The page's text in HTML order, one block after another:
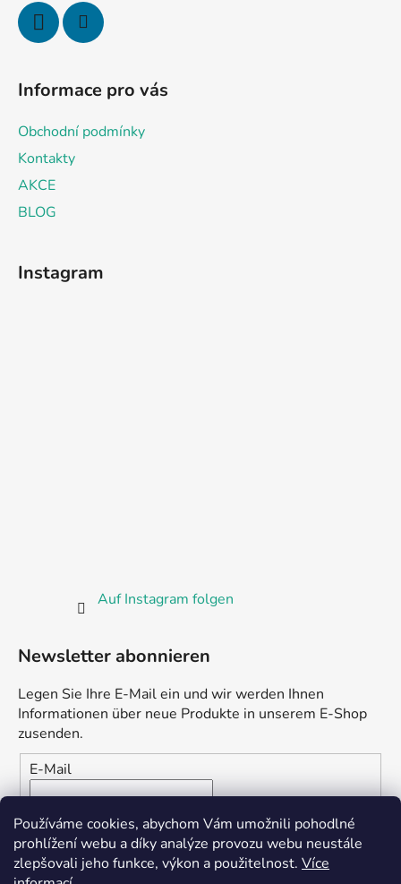
Používáme cookies, abychom Vám umožnili pohodlné
prohlížení webu a díky analýze provozu webu neustále
zlepšovali jeho funkce, výkon a použitelnost. Více
Informace pro vás
Obchodní podmínky
Kontakty
AKCE
BLOG
Instagram
Auf Instagram folgen
Newsletter abonnieren
Legen Sie Ihre E-Mail ein und wir werden Ihnen
Informationen über neue Produkte in unserem E-Shop
zusenden.
E-Mail
Vložením e-mailu souhlasíte s
podmínkami ochrany
osobních údajů
ANMELDEN